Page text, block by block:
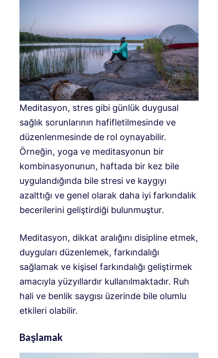
Meditasyon, stres gibi günlük duygusal
sağlık sorunlarının hafifletilmesinde ve
düzenlenmesinde de rol oynayabilir.
Örneğin, yoga ve meditasyonun bir
kombinasyonunun, haftada bir kez bile
uygulandığında bile stresi ve kaygıyı
azalttığı ve genel olarak daha iyi farkındalık
becerilerini geliştirdiği bulunmuştur.
Meditasyon, dikkat aralığını disipline etmek,
duyguları düzenlemek, farkındalığı
sağlamak ve kişisel farkındalığı geliştirmek
amacıyla yüzyıllardır kullanılmaktadır. Ruh
hali ve benlik saygısı üzerinde bile olumlu
etkileri olabilir.
Başlamak